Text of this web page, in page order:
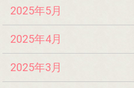
2025年5月
2025年4月
2025年3月